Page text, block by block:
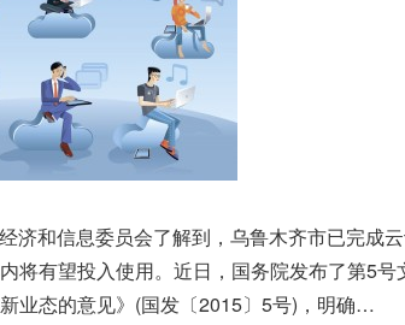
济和信息委员会了解到，乌鲁木齐市已完成
将有望投入使用。近日，国务院发布了第5号
业态的意见》(国发〔2015〕5号)，明确…